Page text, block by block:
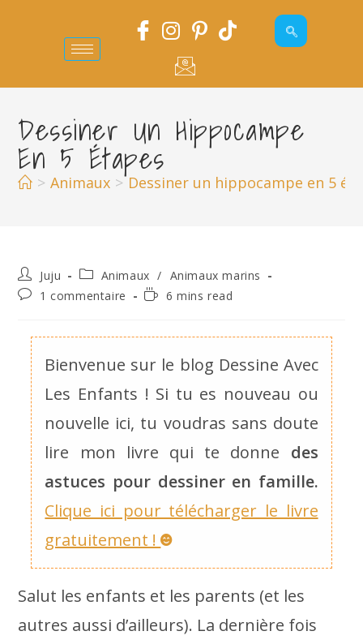
Dessiner Un Hippocampe
En 5 Étapes
> Animaux > Dessiner un hippocampe en 5
Juju Animaux / Animaux marins
1 commentaire
6 mins read
Bienvenue sur le blog Dessine Avec
Les Enfants ! Si tu es nouveau ou
nouvelle ici, tu voudras sans doute
lire mon livre qui te donne des
astuces pour dessiner en famille.
Clique ici pour télécharger le livre
gratuitement !
Salut les enfants et les parents (et les
autres aussi d’ailleurs). La dernière fois